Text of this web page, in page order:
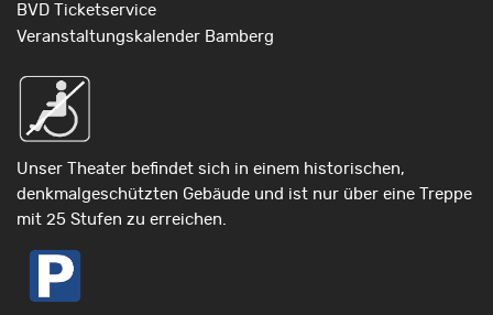
BVD Ticketservice
Veranstaltungskalender Bamberg
Unser Theater befindet sich in einem historischen,
denkmalgeschützten Gebäude und ist nur über eine Treppe
mit 25 Stufen zu erreichen.